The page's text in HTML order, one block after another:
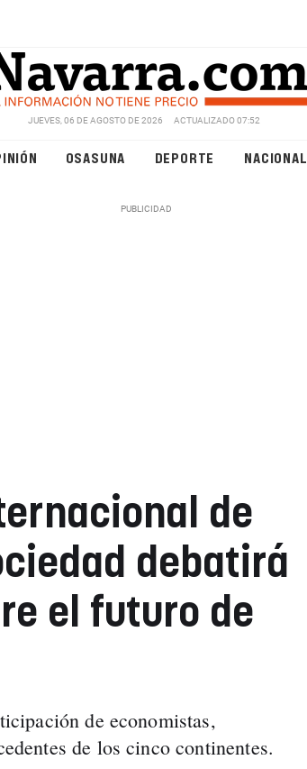
JUEVES, 06 DE AGOSTO DE 2026 ACTUALIZADO 07:52
OSASUNA DEPORTE NACIONAL
de
debatirá
el futuro de
de economistas,
de los cinco continentes.